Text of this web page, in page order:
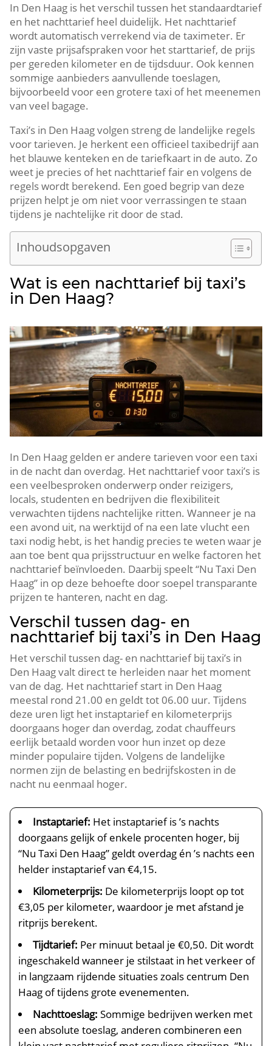
In Den Haag is het verschil tussen het standaardtarief
en het nachttarief heel duidelijk. Het nachttarief
wordt automatisch verrekend via de taximeter. Er
zijn vaste prijsafspraken voor het starttarief, de prijs
per gereden kilometer en de tijdsduur. Ook kennen
sommige aanbieders aanvullende toeslagen,
bijvoorbeeld voor een grotere taxi of het meenemen
van veel bagage.
Taxi’s in Den Haag volgen streng de landelijke regels
voor tarieven. Je herkent een officieel taxibedrijf aan
het blauwe kenteken en de tariefkaart in de auto. Zo
weet je precies of het nachttarief fair en volgens de
regels wordt berekend. Een goed begrip van deze
prijzen helpt je om niet voor verrassingen te staan
tijdens je nachtelijke rit door de stad.
Inhoudsopgaven
Wat is een nachttarief bij taxi’s
in Den Haag?
In Den Haag gelden er andere tarieven voor een taxi
in de nacht dan overdag. Het nachttarief voor taxi’s is
een veelbesproken onderwerp onder reizigers,
locals, studenten en bedrijven die flexibiliteit
verwachten tijdens nachtelijke ritten. Wanneer je na
een avond uit, na werktijd of na een late vlucht een
taxi nodig hebt, is het handig precies te weten waar je
aan toe bent qua prijsstructuur en welke factoren het
nachttarief beïnvloeden. Daarbij speelt “Nu Taxi Den
Haag” in op deze behoefte door soepel transparante
prijzen te hanteren, nacht en dag.
Verschil tussen dag- en
nachttarief bij taxi’s in Den Haag
Het verschil tussen dag- en nachttarief bij taxi’s in
Den Haag valt direct te herleiden naar het moment
van de dag. Het nachttarief start in Den Haag
meestal rond 21.00 en geldt tot 06.00 uur. Tijdens
deze uren ligt het instaptarief en kilometerprijs
doorgaans hoger dan overdag, zodat chauffeurs
eerlijk betaald worden voor hun inzet op deze
minder populaire tijden. Volgens de landelijke
normen zijn de belasting en bedrijfskosten in de
nacht nu eenmaal hoger.
Instaptarief: Het instaptarief is ’s nachts
doorgaans gelijk of enkele procenten hoger, bij
“Nu Taxi Den Haag” geldt overdag én ’s nachts een
helder instaptarief van €4,15.
Kilometerprijs: De kilometerprijs loopt op tot
€3,05 per kilometer, waardoor je met afstand je
ritprijs berekent.
Tijdtarief: Per minuut betaal je €0,50. Dit wordt
ingeschakeld wanneer je stilstaat in het verkeer of
in langzaam rijdende situaties zoals centrum Den
Haag of tijdens grote evenementen.
Nachttoeslag: Sommige bedrijven werken met
een absolute toeslag, anderen combineren een